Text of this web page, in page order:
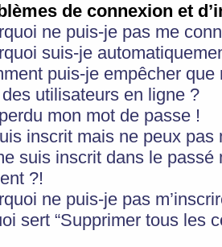
de connexion et
ne puis-je pas me
suis-je
puis-je empêcher
utilisateurs en ligne ?
mon mot de passe !
inscrit mais ne peux pas
suis inscrit dans le
?!
ne puis-je pas
sert “Supprimer tous les